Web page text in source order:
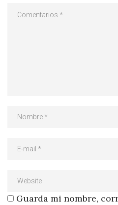
Guarda mi nombre,